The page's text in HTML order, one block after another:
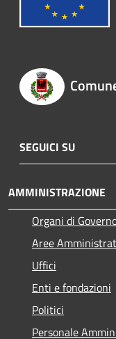
SEGUICI SU
AMMINISTRAZIONE
Organi di
Aree
Uffici
Enti e fondazioni
Politici
Personale